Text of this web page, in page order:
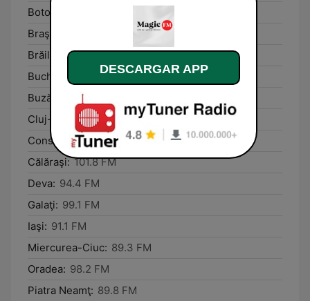
Botoşani:
Braşov:
Brăila:
89.2 FM
Bucharest:
90.8 FM
Buzău:
105.6 FM
Cluj-Napoca: 89.4 FM
Constanţa: 89.4 FM
Călăraşi: 101.8 FM
Deva: 94.4 FM
Galaţi: 99.1 FM
Iaşi: 91.1 FM
Miercurea-Ciuc: 89.3 FM
Oradea: 98.2 FM
Piatra Neamţ: 89.8 FM
DESCARGAR APP